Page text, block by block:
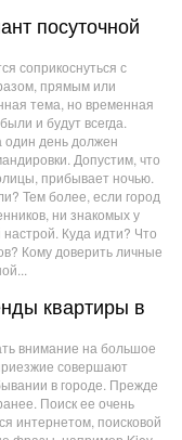
посуточной
соприкоснуться с
прямым или
тема, но временная
и будут всегда.
один день должен
Допустим, что
прибывает ночью.
Тем более, если город
ни знакомых у
Куда идти? Что
Кому доверить личные
квартиры в
внимание на большое
совершают
в городе. Прежде
Поиск ее очень
интернетом, поисковой